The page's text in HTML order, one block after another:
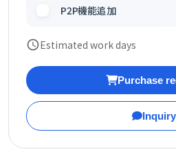
P2P機能追加
Estimated work days
Purchase
Inquiry